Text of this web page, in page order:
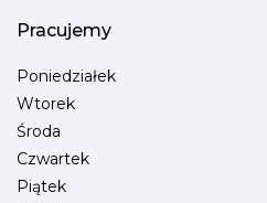
Pracujemy
Poniedziałek
Wtorek
Środa
Czwartek
Piątek